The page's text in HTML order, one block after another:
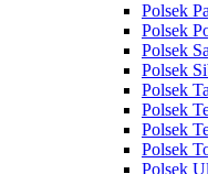
Polsek
Polsek
Polsek
Polsek
Polsek
Polsek
Polsek
Polsek
Polsek